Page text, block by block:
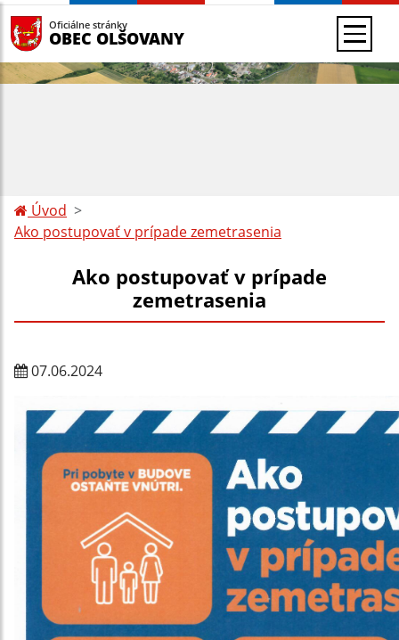
Oficiálne stránky
OBEC OLŠOVANY
Úvod
Ako postupovať v prípade zemetrasenia
Ako postupovať v prípade
zemetrasenia
07.06.2024